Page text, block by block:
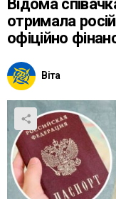
Відома
отримала
офіційно
Віта